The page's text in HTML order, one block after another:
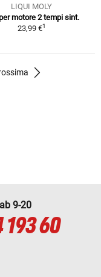
LIQUI MOLY
motore 2 tempi sint.
23,99 €1
9-20
60